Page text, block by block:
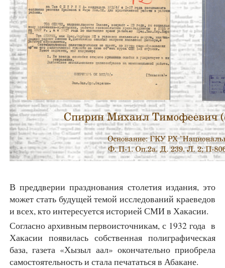
В преддверии празднования столетия издания, это
может стать будущей темой исследований краеведов
и всех, кто интересуется историей СМИ в Хакасии.
Согласно архивным первоисточникам, с 1932 года в
Хакасии появилась собственная полиграфическая
база, газета «Хызыл аал» окончательно приобрела
самостоятельность и стала печататься в Абакане.